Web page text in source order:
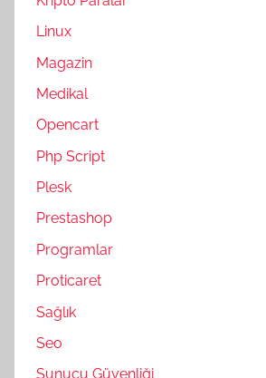
Linux
Magazin
Medikal
Opencart
Php Script
Plesk
Prestashop
Programlar
Proticaret
Sağlık
Seo
Sunucu Güvenliği